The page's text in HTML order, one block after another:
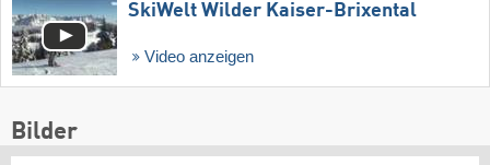
SkiWelt Wilder Kaiser-Brixental
Video anzeigen
Bilder